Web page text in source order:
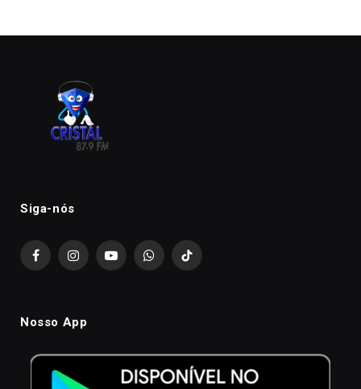
Siga-nós
FacebookInstagramYouTubeWhatsAppTikTok
Nosso App